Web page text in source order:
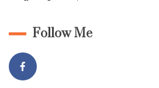
Follow Me